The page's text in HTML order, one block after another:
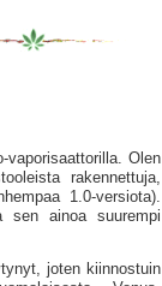
vapo­risaatto­rilla. Olen
rakennettuja,
1.0-versiota).
sen ainoa suurempi
joten kiinnostuin